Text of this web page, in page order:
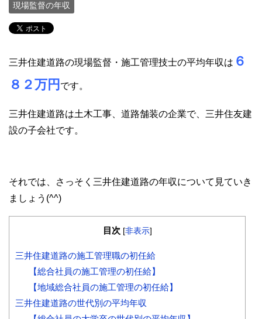
現場監督の年収
三井住建道路の現場監督・施工管理技士の平均年収は ６
８２万円 です。
三井住建道路は土木工事、道路舗装の企業で、三井住友建
設の子会社です。
それでは、さっそく三井住建道路の年収について見ていき
ましょう(^^)
目次 [非表示]
三井住建道路の施工管理職の初任給
【総合社員の施工管理の初任給】
【地域総合社員の施工管理の初任給】
三井住建道路の世代別の平均年収